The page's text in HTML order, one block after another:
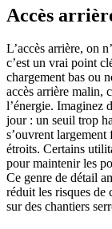
Accès
L’accès arrière, on
c’est un vrai point
chargement bas ou
accès arrière malin,
l’énergie. Imaginez
jour : un seuil trop
s’ouvrent largement
étroits. Certains
pour maintenir les
Ce genre de détail
réduit les risques de
sur des chantiers